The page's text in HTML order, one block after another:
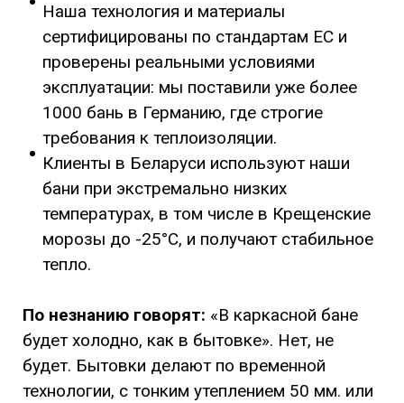
Наша технология и материалы
сертифицированы по стандартам ЕС и
проверены реальными условиями
эксплуатации: мы поставили уже более
1000 бань в Германию, где строгие
требования к теплоизоляции.
Клиенты в Беларуси используют наши
бани при экстремально низких
температурах, в том числе в Крещенские
морозы до -25°C, и получают стабильное
тепло.
По незнанию говорят: «В каркасной бане
будет холодно, как в бытовке». Нет, не
будет. Бытовки делают по временной
технологии, с тонким утеплением 50 мм. или